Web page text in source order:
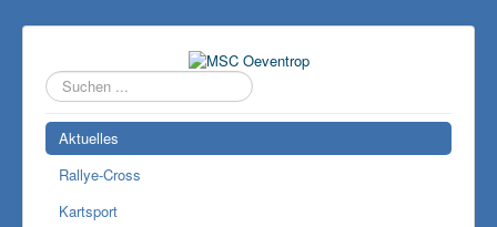
Suchen
...
Aktuelles
Rallye-Cross
Kartsport